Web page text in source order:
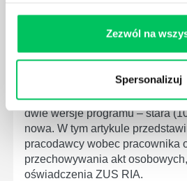
Zezwól na
Spersonalizuj
CO NOWEGO W PROGRAMIE
udostępniony od 1 stycznia
przejściowy (od 1 do 25
dwie wersje programu – stara
nowa. W tym artykule
pracodawcy wobec pracownika
przechowywania akt
oświadczenia ZUS RIA.